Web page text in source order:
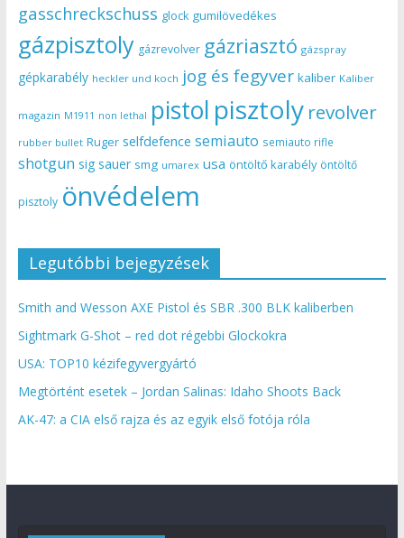
gasschreckschuss glock gumilövedékes
gázpisztoly gázrevolver gázriasztó gázspray
gépkarabély heckler und koch jog és fegyver kaliber Kaliber
magazin M1911 non lethal pistol pisztoly revolver
rubber bullet Ruger selfdefence semiauto semiauto rifle
shotgun sig sauer smg umarex usa öntöltő karabély öntöltő
pisztoly önvédelem
Legutóbbi bejegyzések
Smith and Wesson AXE Pistol és SBR .300 BLK kaliberben
Sightmark G-Shot – red dot régebbi Glockokra
USA: TOP10 kézifegyvergyártó
Megtörtént esetek – Jordan Salinas: Idaho Shoots Back
AK-47: a CIA első rajza és az egyik első fotója róla